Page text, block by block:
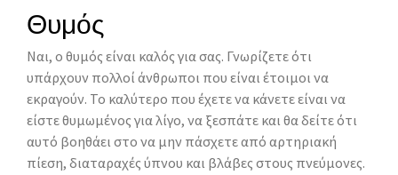
Θυμός
Ναι, ο θυμός είναι καλός για σας. Γνωρίζετε ότι
υπάρχουν πολλοί άνθρωποι που είναι έτοιμοι να
εκραγούν. Το καλύτερο που έχετε να κάνετε είναι να
είστε θυμωμένος για λίγο, να ξεσπάτε και θα δείτε ότι
αυτό βοηθάει στο να μην πάσχετε από αρτηριακή
πίεση, διαταραχές ύπνου και βλάβες στους πνεύμονες.